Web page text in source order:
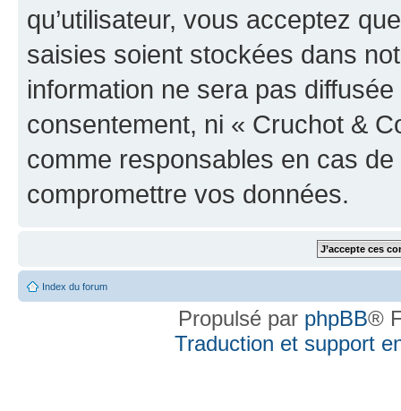
qu’utilisateur, vous acceptez
saisies soient stockées dans
information ne sera pas
consentement, ni « Cruchot &
comme responsables en cas
compromettre vos données.
Index du forum
Propulsé par phpBB®
Traduction et support